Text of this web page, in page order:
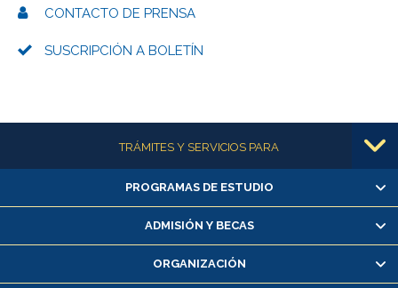
CONTACTO DE PRENSA
SUSCRIPCIÓN A BOLETÍN
Más informaciónTRÁMITES Y SERVICIOS PARA
Alumnas/os y exalumnas/os
Matrícula en línea
Inscripción y cambio de asignaturas
Consulta y certificado de notas
PROGRAMAS DE ESTUDIO
ADMISIÓN Y BECAS
ORGANIZACIÓN